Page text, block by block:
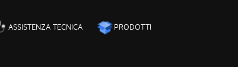
ASSISTENZA TECNICA PRODOTTI